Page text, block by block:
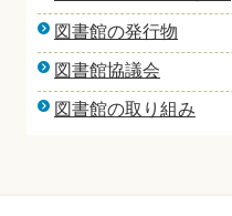
図書館の発行物
図書館協議会
図書館の取り組み